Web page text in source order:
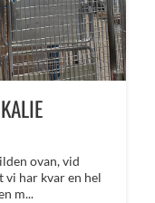
ovan, vid
har kvar en hel
m...